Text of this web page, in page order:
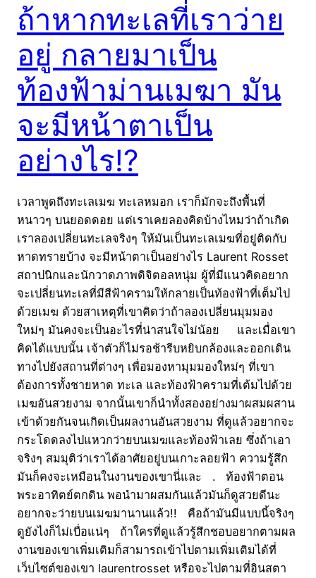
ถ้าหากทะเลที่เราว่าย
อยู่ กลายมาเป็น
ท้องฟ้าม่านเมฆา มัน
จะมีหน้าตาเป็น
อย่างไร!?
เวลาพูดถึงทะเลเมฆ ทะเลหมอก เราก็มักจะถึงพื้นที่
หนาวๆ บนยอดดอย แต่เราเคยลองคิดบ้างไหมว่าถ้าเกิด
เราลองเปลี่ยนทะเลจริงๆ ให้มันเป็นทะเลเมฆที่อยู่ติดกับ
หาดทรายบ้าง จะมีหน้าตาเป็นอย่างไร Laurent Rosset
สถาปนิกและนักวาดภาพดิจิตอลหนุ่ม ผู้ที่มีแนวคิดอยาก
จะเปลี่ยนทะเลที่มีสีฟ้าครามให้กลายเป็นท้องฟ้าที่เต็มไป
ด้วยเมฆ ด้วยสาเหตุที่เขาคิดว่าถ้าลองเปลี่ยนมุมมอง
ใหม่ๆ มันคงจะเป็นอะไรที่น่าสนใจไม่น้อย และเมื่อเขา
คิดได้แบบนั้น เจ้าตัวก็ไม่รอช้ารีบหยิบกล้องและออกเดิน
ทางไปยังสถานที่ต่างๆ เพื่อมองหามุมมองใหม่ๆ ที่เขา
ต้องการทั้งชายหาด ทะเล และท้องฟ้าครามที่เต้มไปด้วย
เมฆอันสวยงาม จากนั้นเขาก็นำทั้งสองอย่างมาผสมผสาน
เข้าด้วยกันจนเกิดเป็นผลงานอันสวยงาม ที่ดูแล้วอยากจะ
กระโดดลงไปแหวกว่ายบนเมฆและท้องฟ้าเลย ซึ่งถ้าเอา
จริงๆ สมมุติว่าเราได้อาศัยอยู่บนเกาะลอยฟ้า ความรู้สึก
มันก็คงจะเหมือนในงานของเขานี่และ . ท้องฟ้าตอน
พระอาทิตย์ตกดิน พอนำมาผสมกันแล้วมันก็ดูสวยดีนะ
อยากจะว่ายบนเมฆมานานแล้ว!! คือถ้ามันมีแบบนี้จริงๆ
ดูยังไงก็ไม่เบื่อแน่ๆ ถ้าใครที่ดูแล้วรู้สึกชอบอยากตามผล
งานของเขาเพิ่มเติมก็สามารถเข้าไปตามเพิ่มเติมได้ที่
เว็บไซต์ของเขา laurentrosset หรือจะไปตามที่อินสตา